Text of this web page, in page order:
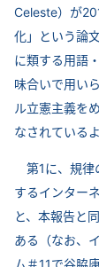
Celeste）が
化」という論
に類する用語
味合いで用い
ル立憲主義を
なされている
第1に、規律
するインター
と、本報告と
ある（なお、
ム＃11で谷脇